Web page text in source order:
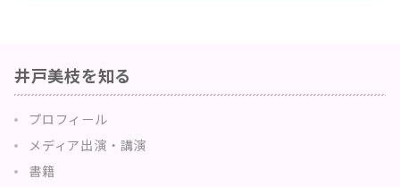
井戸美枝を知る
プロフィール
メディア出演・講演
書籍